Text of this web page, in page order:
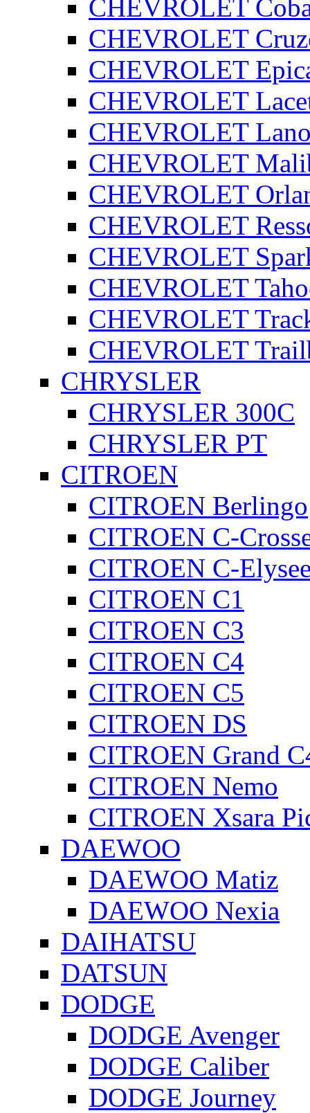
CHEVROLET
CHEVROLET
CHEVROLET
CHEVROLET
CHEVROLET
CHEVROLET
CHEVROLET
CHEVROLET
CHEVROLET
CHEVROLET
CHEVROLET
CHEVROLET
CHRYSLER
CHRYSLER 300C
CHRYSLER PT
CITROEN
CITROEN Berlingo
CITROEN C-
CITROEN C-
CITROEN C1
CITROEN C3
CITROEN C4
CITROEN C5
CITROEN DS
CITROEN Grand
CITROEN Nemo
CITROEN Xsara
DAEWOO
DAEWOO Matiz
DAEWOO Nexia
DAIHATSU
DATSUN
DODGE
DODGE Avenger
DODGE Caliber
DODGE Journey